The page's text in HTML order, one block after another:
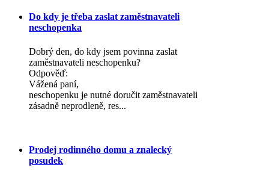
Do kdy je třeba zaslat zaměstnavateli
neschopenka
Dobrý den, do kdy jsem povinna zaslat
zaměstnavateli neschopenku?
Odpověď:
Vážená paní,
neschopenku je nutné doručit zaměstnavateli
zásadně neprodleně, res...
Prodej rodinného domu a znalecký
posudek